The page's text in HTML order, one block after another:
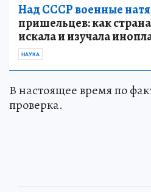
Над СССР военные
пришельцев: как
искала и изучала
НАУКА
В настоящее время по
проверка.